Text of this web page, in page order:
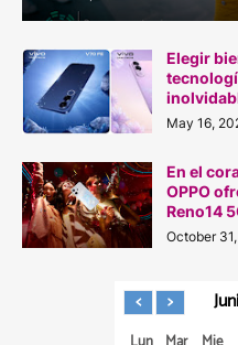
Elegir
May 16,
En el
OPPO
Reno14
October